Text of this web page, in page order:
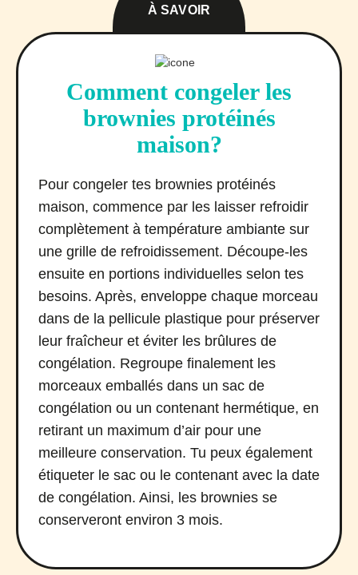
À SAVOIR
Comment congeler les
brownies protéinés
maison?
Pour congeler tes brownies protéinés
maison, commence par les laisser refroidir
complètement à température ambiante sur
une grille de refroidissement. Découpe-les
ensuite en portions individuelles selon tes
besoins. Après, enveloppe chaque morceau
dans de la pellicule plastique pour préserver
leur fraîcheur et éviter les brûlures de
congélation. Regroupe finalement les
morceaux emballés dans un sac de
congélation ou un contenant hermétique, en
retirant un maximum d’air pour une
meilleure conservation. Tu peux également
étiqueter le sac ou le contenant avec la date
de congélation. Ainsi, les brownies se
conserveront environ 3 mois.